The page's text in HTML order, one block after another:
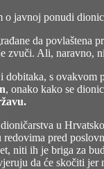
o javnoj ponudi
da povlaštena
zvuči. Ali, naravno,
dobitaka, s ovakvom
, onako kako se
u
pred
niti ih je briga za
da će skočiti jer